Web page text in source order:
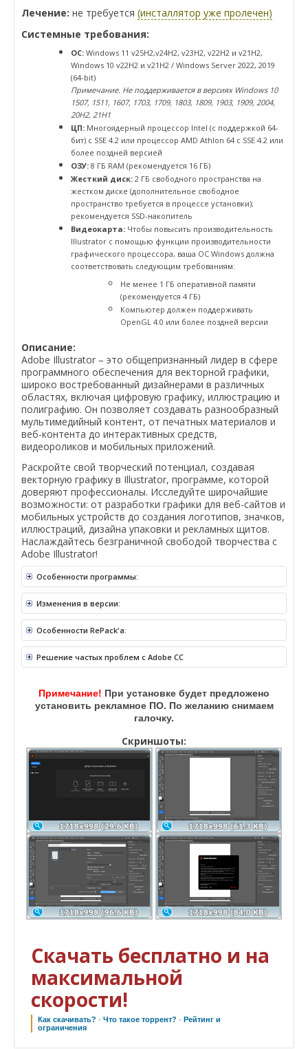
Лечение: не требуется (инсталлятор уже пролечен)
Системные требования:
ОС: Windows 11 v25H2,v24H2, v23H2, v22H2 и v21H2,
Windows 10 v22H2 и v21H2 / Windows Server 2022, 2019
(64-bit)
Примечание. Не поддерживается в версиях Windows 10
1507, 1511, 1607, 1703, 1709, 1803, 1809, 1903, 1909, 2004,
20H2, 21H1
ЦП: Многоядерный процессор Intel (с поддержкой 64-
бит) с SSE 4.2 или процессор AMD Athlon 64 с SSE 4.2 или
более поздней версией
ОЗУ: 8 ГБ RAM (рекомендуется 16 ГБ)
Жесткий диск: 2 ГБ свободного пространства на
жестком диске (дополнительное свободное
пространство требуется в процессе установки);
рекомендуется SSD-накопитель
Видеокарта: Чтобы повысить производительность
Illustrator с помощью функции производительности
графического процессора, ваша ОС Windows должна
соответствовать следующим требованиям:
Не менее 1 ГБ оперативной памяти
(рекомендуется 4 ГБ)
Компьютер должен поддерживать
OpenGL 4.0 или более поздней версии
Описание:
Adobe Illustrator – это общепризнанный лидер в сфере
программного обеспечения для векторной графики,
широко востребованный дизайнерами в различных
областях, включая цифровую графику, иллюстрацию и
полиграфию. Он позволяет создавать разнообразный
мультимедийный контент, от печатных материалов и
веб-контента до интерактивных средств,
видеороликов и мобильных приложений.
Раскройте свой творческий потенциал, создавая
векторную графику в Illustrator, программе, которой
доверяют профессионалы. Исследуйте широчайшие
возможности: от разработки графики для веб-сайтов и
мобильных устройств до создания логотипов, значков,
иллюстраций, дизайна упаковки и рекламных щитов.
Наслаждайтесь безграничной свободой творчества с
Adobe Illustrator!
Особенности программы:
Изменения в версии:
Особенности RePack'a:
Решение частых проблем с Adobe CC
Примечание! При установке будет предложено
установить рекламное ПО. По желанию снимаем
галочку.
Скриншоты:
Скачать бесплатно и на
максимальной
скорости!
Как скачивать? ·Что такое торрент? · Рейтинг и
ограничения